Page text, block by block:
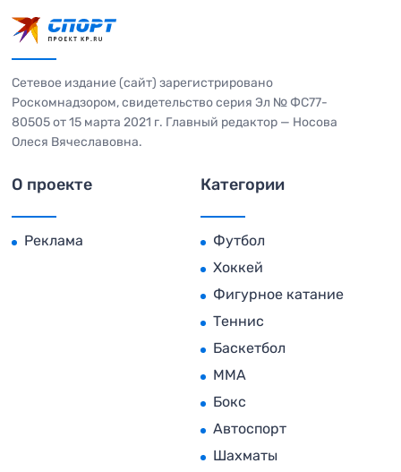
Сетевое издание (сайт) зарегистрировано
Роскомнадзором, свидетельство серия Эл № ФС77-
80505 от 15 марта 2021 г. Главный редактор — Носова
Олеся Вячеславовна.
О проекте
Реклама
Категории
Футбол
Хоккей
Фигурное катание
Теннис
Баскетбол
MMA
Бокс
Автоспорт
Шахматы